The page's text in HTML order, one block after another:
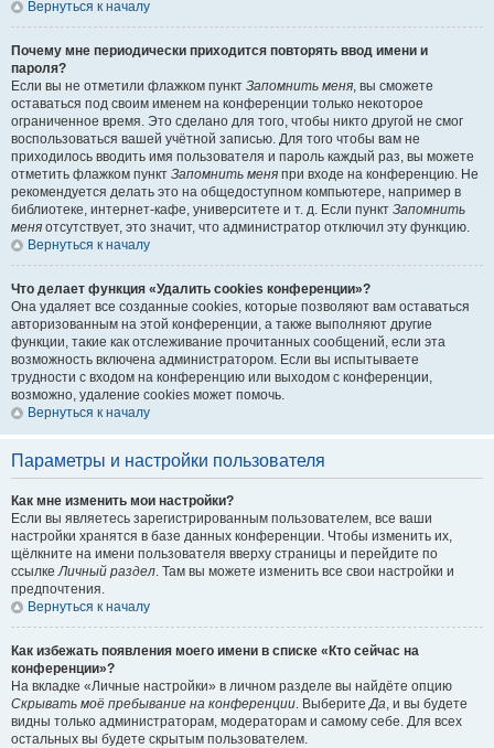
Вернуться к началу
Почему мне периодически приходится повторять ввод имени и
пароля?
Если вы не отметили флажком пункт Запомнить меня, вы сможете
оставаться под своим именем на конференции только некоторое
ограниченное время. Это сделано для того, чтобы никто другой не смог
воспользоваться вашей учётной записью. Для того чтобы вам не
приходилось вводить имя пользователя и пароль каждый раз, вы можете
отметить флажком пункт Запомнить меня при входе на конференцию. Не
рекомендуется делать это на общедоступном компьютере, например в
библиотеке, интернет-кафе, университете и т. д. Если пункт Запомнить
меня отсутствует, это значит, что администратор отключил эту функцию.
Вернуться к началу
Что делает функция «Удалить cookies конференции»?
Она удаляет все созданные cookies, которые позволяют вам оставаться
авторизованным на этой конференции, а также выполняют другие
функции, такие как отслеживание прочитанных сообщений, если эта
возможность включена администратором. Если вы испытываете
трудности с входом на конференцию или выходом с конференции,
возможно, удаление cookies может помочь.
Вернуться к началу
Параметры и настройки пользователя
Как мне изменить мои настройки?
Если вы являетесь зарегистрированным пользователем, все ваши
настройки хранятся в базе данных конференции. Чтобы изменить их,
щёлкните на имени пользователя вверху страницы и перейдите по
ссылкеЛичный раздел. Там вы можете изменить все свои настройки и
предпочтения.
Вернуться к началу
Как избежать появления моего имени в списке «Кто сейчас на
конференции»?
На вкладке «Личные настройки» в личном разделе вы найдёте опцию
Скрывать моё пребывание на конференции. ВыберитеДа, и вы будете
видны только администраторам, модераторам и самому себе. Для всех
остальных вы будете скрытым пользователем.